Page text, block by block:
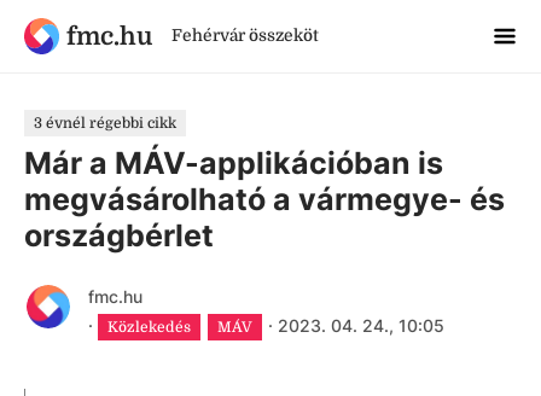
fmc.hu Fehérvár összeköt
3 évnél régebbi cikk
Már a MÁV-applikációban is
megvásárolható a vármegye- és
országbérlet
fmc.hu
·
Közlekedés MÁV · 2023. 04. 24., 10:05